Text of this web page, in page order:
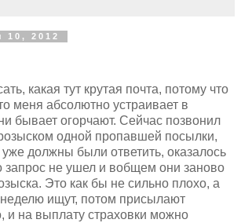
10, 2012
какая тут крутая почта, потому что
меня абсолютно устраивает в
бывает огорчают. Сейчас позвонил
одной пропавшей посылки,
должны были ответить, оказалось
запрос не ушел и вобщем они заново
Это как бы не сильно плохо, а
неделю ищут, потом присылают
и на выплату страховки можно